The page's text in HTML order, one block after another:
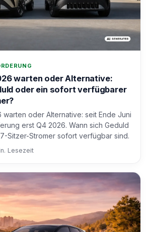
warten oder Alternative:
oder ein sofort verfügbarer
oder Alternative: seit Ende Juni
erst Q4 2026. Wann sich Geduld
Sitzer-Stromer sofort verfügbar sind.
Lesezeit